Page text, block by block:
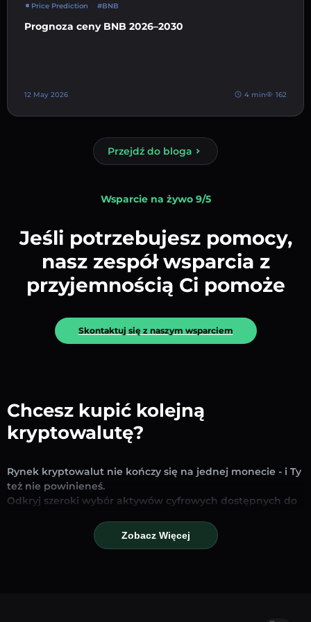
Price Prediction #BNB
Prognoza ceny BNB 2026–2030
12 May 2026 4 min 162
Przejdź do bloga
Wsparcie na żywo 9/5
Jeśli potrzebujesz pomocy,
nasz zespół wsparcia z
przyjemnością Ci pomoże
Skontaktuj się z naszym wsparciem
Chcesz kupić kolejną
kryptowalutę?
Rynek kryptowalut nie kończy się na jednej monecie - i Ty
też nie powinieneś.
Odkryj szeroki wybór aktywów cyfrowych dostępnych do
tego, czy szukasz uznanych stablecoinów, obiecujących
altcoinów czy nowych trendujących tokenów – znajdziesz
Zobacz Więcej